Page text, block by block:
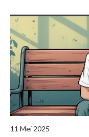
11 Mei 2025